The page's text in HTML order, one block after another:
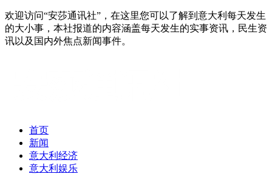
欢迎访问“安莎通讯社”，在这里您可以了解到意大利每天发生
的大小事，本社报道的内容涵盖每天发生的实事资讯，民生资
讯以及国内外焦点新闻事件。
首页
新闻
意大利经济
意大利娱乐